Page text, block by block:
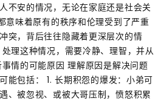
不安的情况，无论在家庭还是社会关
意味着原有的秩序和伦理受到了严重
突，背后往往隐藏着更深层次的情
理这种情况，需要冷静、理智，并从
情的可能原因 理解原因是解决问题
能包括： 1. 长期积怨的爆发：小弟可
、被忽视、或被大哥压制，愤怒积累